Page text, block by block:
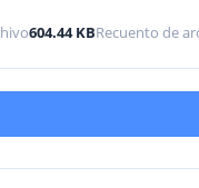
604.44 KBRecuento de